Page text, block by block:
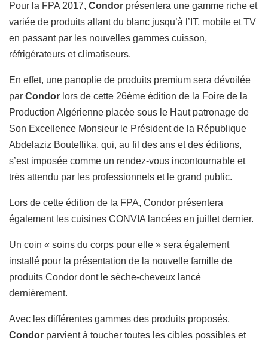
Pour la FPA 2017, Condor présentera une gamme riche et
variée de produits allant du blanc jusqu’à l’IT, mobile et TV
en passant par les nouvelles gammes cuisson,
réfrigérateurs et climatiseurs.
En effet, une panoplie de produits premium sera dévoilée
par Condor lors de cette 26ème édition de la Foire de la
Production Algérienne placée sous le Haut patronage de
Son Excellence Monsieur le Président de la République
Abdelaziz Bouteflika, qui, au fil des ans et des éditions,
s’est imposée comme un rendez-vous incontournable et
très attendu par les professionnels et le grand public.
Lors de cette édition de la FPA, Condor présentera
également les cuisines CONVIA lancées en juillet dernier.
Un coin « soins du corps pour elle » sera également
installé pour la présentation de la nouvelle famille de
produits Condor dont le sèche-cheveux lancé
dernièrement.
Avec les différentes gammes des produits proposés,
Condor parvient à toucher toutes les cibles possibles et